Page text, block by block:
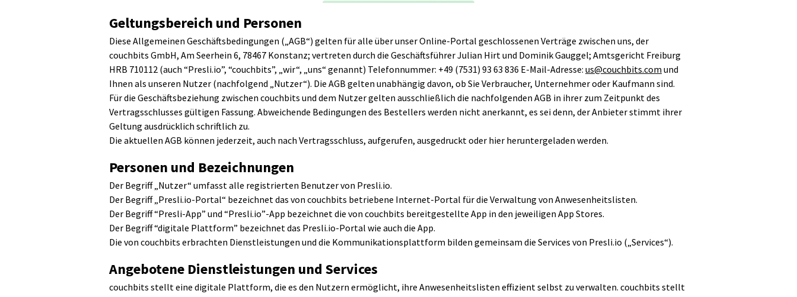
Geltungsbereich und Personen
Diese Allgemeinen Geschäftsbedingungen („AGB“) gelten für alle über unser Online-Portal geschlossenen Verträge zwischen uns, der
couchbits GmbH, Am Seerhein 6, 78467 Konstanz; vertreten durch die Geschäftsführer Julian Hirt und Dominik Gauggel; Amtsgericht Freiburg
HRB 710112 (auch “Presli.io”, “couchbits”, „wir“, „uns“ genannt) Telefonnummer: +49 (7531) 93 63 836 E-Mail-Adresse: us@couchbits.com und
Ihnen als unseren Nutzer (nachfolgend „Nutzer“). Die AGB gelten unabhängig davon, ob Sie Verbraucher, Unternehmer oder Kaufmann sind.
Für die Geschäftsbeziehung zwischen couchbits und dem Nutzer gelten ausschließlich die nachfolgenden AGB in ihrer zum Zeitpunkt des
Vertragsschlusses gültigen Fassung. Abweichende Bedingungen des Bestellers werden nicht anerkannt, es sei denn, der Anbieter stimmt ihrer
Geltung ausdrücklich schriftlich zu.
Die aktuellen AGB können jederzeit, auch nach Vertragsschluss, aufgerufen, ausgedruckt oder hier heruntergeladen werden.
Personen und Bezeichnungen
Der Begriff „Nutzer“ umfasst alle registrierten Benutzer von Presli.io.
Der Begriff „Presli.io-Portal“ bezeichnet das von couchbits betriebene Internet-Portal für die Verwaltung von Anwesenheitslisten.
Der Begriff “Presli-App” und “Presli.io”-App bezeichnet die von couchbits bereitgestellte App in den jeweiligen App Stores.
Der Begriff “digitale Plattform” bezeichnet das Presli.io-Portal wie auch die App.
Die von couchbits erbrachten Dienstleistungen und die Kommunikationsplattform bilden gemeinsam die Services von Presli.io („Services“).
Angebotene Dienstleistungen und Services
couchbits stellt eine digitale Plattform, die es den Nutzern ermöglicht, ihre Anwesenheitslisten effizient selbst zu verwalten. couchbits stellt